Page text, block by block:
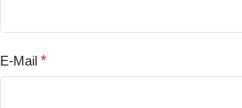
E-Mail *